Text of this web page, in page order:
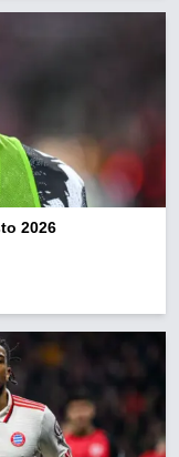
2026